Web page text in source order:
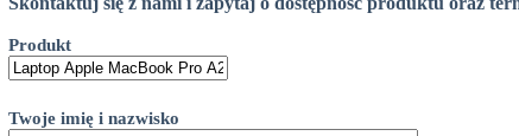
Produkt
Twoje imię i nazwisko